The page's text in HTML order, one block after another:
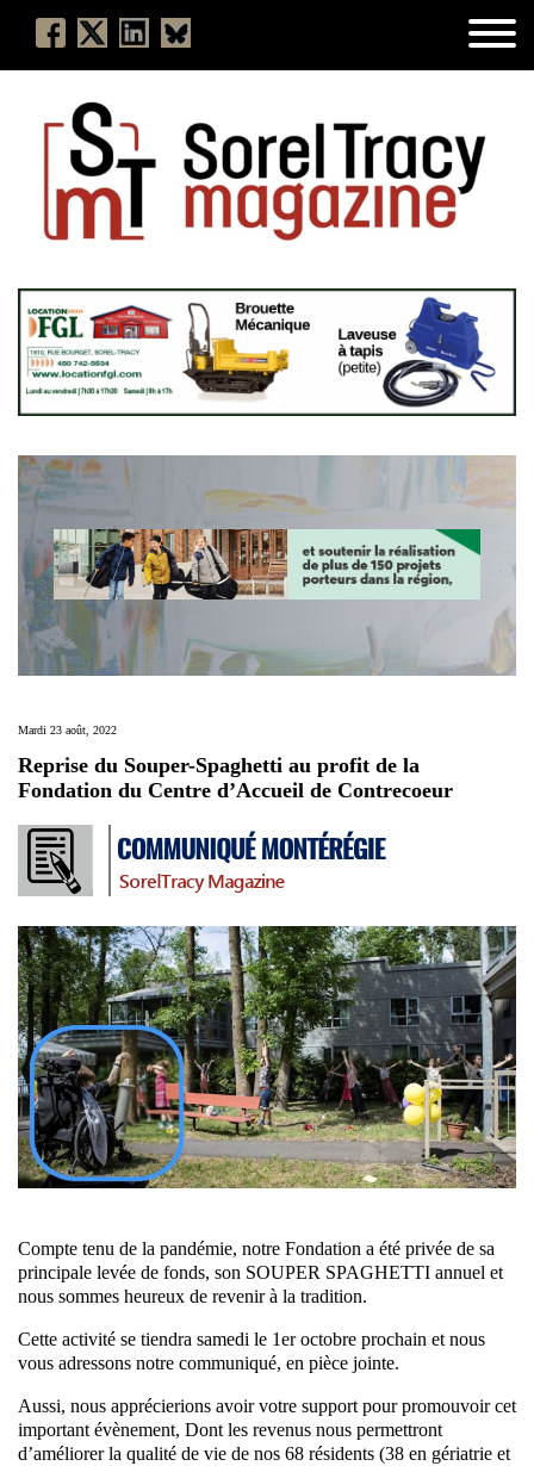
Mardi 23 août, 2022
Reprise du Souper-Spaghetti au profit de la
Fondation du Centre d’Accueil de Contrecoeur
Compte tenu de la pandémie, notre Fondation a été privée de sa
principale levée de fonds, son SOUPER SPAGHETTI annuel et
nous sommes heureux de revenir à la tradition.
Cette activité se tiendra samedi le 1er octobre prochain et nous
vous adressons notre communiqué, en pièce jointe.
Aussi, nous apprécierions avoir votre support pour promouvoir cet
important évènement, Dont les revenus nous permettront
d’améliorer la qualité de vie de nos 68 résidents (38 en gériatrie et